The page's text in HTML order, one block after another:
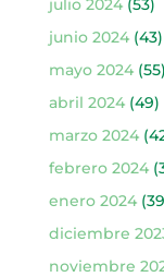
julio 2024(53)
junio 2024(43)
mayo 2024(55)
abril 2024(49)
marzo 2024
febrero 2024
enero 2024
diciembre
noviembre